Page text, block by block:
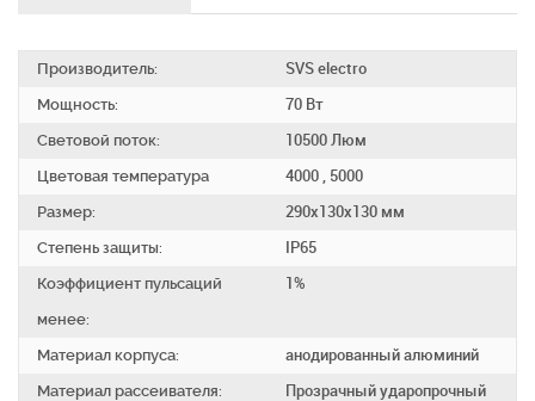
Производитель:
SVS electro
Мощность:
70 Вт
Световой поток:
10500 Люм
Цветовая температура
4000 , 5000
Размер:
290х130х130 мм
Степень защиты:
IP65
Коэффициент пульсаций
менее:
1%
Материал корпуса:
анодированный алюминий
Материал рассеивателя:
Прозрачный ударопрочный